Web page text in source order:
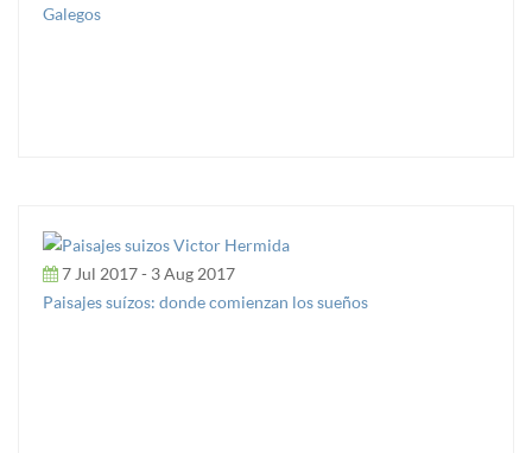
Galegos
7 Jul 2017 - 3 Aug 2017
Paisajes suízos: donde comienzan los sueños